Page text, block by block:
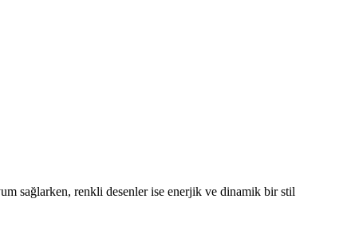
sağlarken, renkli desenler ise enerjik ve dinamik bir stil